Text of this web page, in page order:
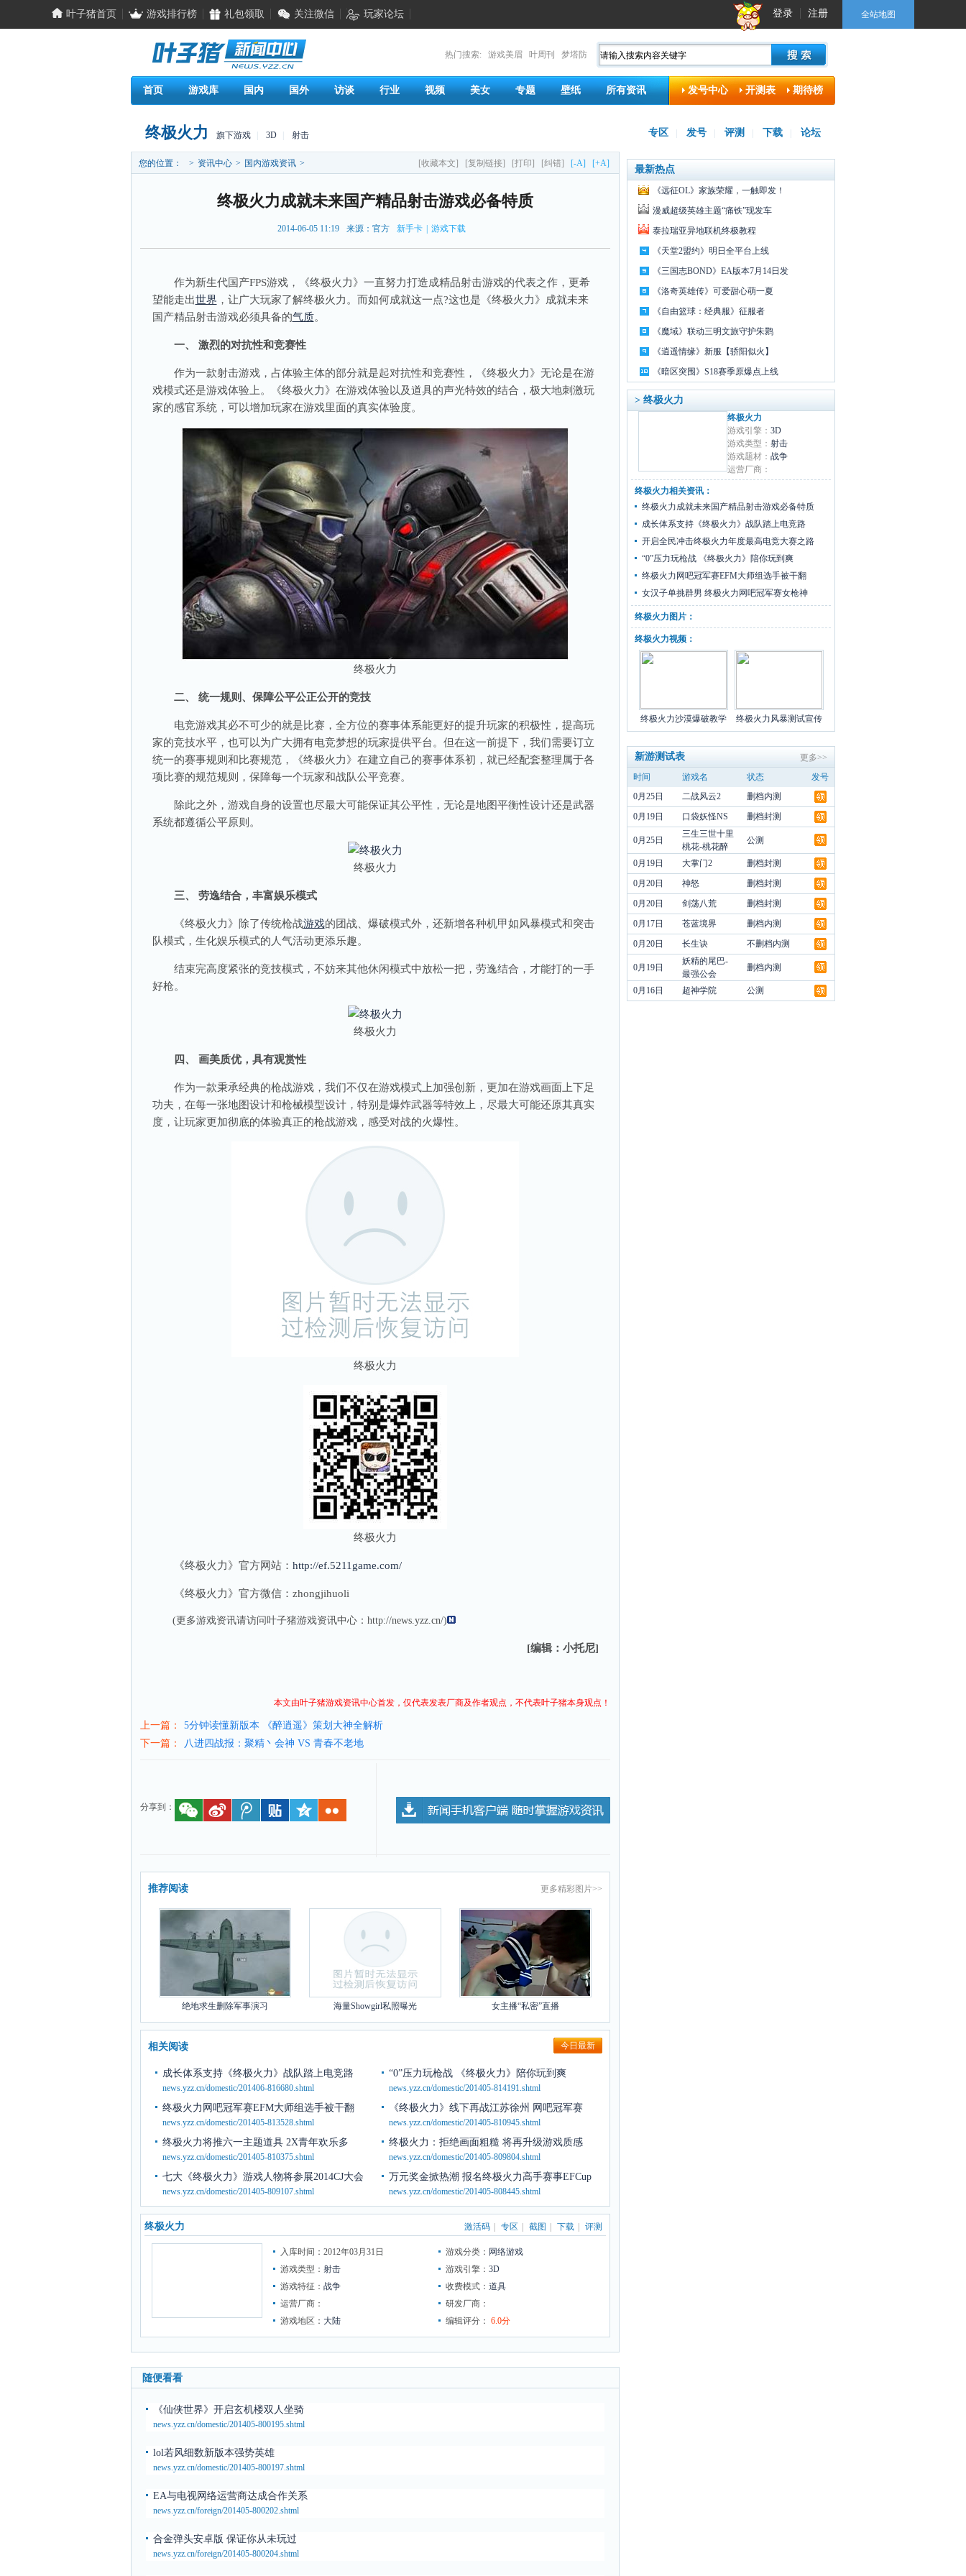
叶子猪首页 游戏排行榜 礼包领取 关注微信 玩家论坛 登录 注册 全站地图
热门搜索: 游戏美眉 叶周刊 梦塔防
首页 游戏库 国内 国外 访谈 行业 视频 美女 专题 壁纸 所有资讯 发号中心 开测表 期待榜
终极火力 旗下游戏 3D 射击 专区 发号 评测 下载 论坛
您的位置： > 资讯中心 > 国内游戏资讯 > [收藏本文] [复制链接] [打印] [纠错] [-A] [+A]
终极火力成就未来国产精品射击游戏必备特质
2014-06-05 11:19 来源：官方 新手卡 游戏下载
作为新生代国产FPS游戏，《终极火力》一直努力打造成精品射击游戏的代表之作，更希
望能走出世界 ，让广大玩家了解终极火力。而如何成就这一点?这也是《终极火力》成就未来
国产精品射击游戏必须具备的气质。
一、 激烈的对抗性和竞赛性
作为一款射击游戏，占体验主体的部分就是起对抗性和竞赛性，《终极火力》无论是在游
戏模式还是游戏体验上。《终极火力》在游戏体验以及道具的声光特效的结合，极大地刺激玩
家的感官系统，可以增加玩家在游戏里面的真实体验度。
终极火力
二、 统一规则、保障公平公正公开的竞技
电竞游戏其必不可少的就是比赛，全方位的赛事体系能更好的提升玩家的积极性，提高玩
家的竞技水平，也可以为广大拥有电竞梦想的玩家提供平台。但在这一前提下，我们需要订立
统一的赛事规则和比赛规范，《终极火力》在建立自己的赛事体系初，就已经配套整理属于各
项比赛的规范规则，保障每一个玩家和战队公平竞赛。
除此之外，游戏自身的设置也尽最大可能保证其公平性，无论是地图平衡性设计还是武器
系统都遵循公平原则。
终极火力
三、 劳逸结合，丰富娱乐模式
《终极火力》除了传统枪战游戏的团战、爆破模式外，还新增各种机甲如风暴模式和突击
队模式，生化娱乐模式的人气活动更添乐趣。
结束完高度紧张的竞技模式，不妨来其他休闲模式中放松一把，劳逸结合，才能打的一手
好枪。
终极火力
四、 画美质优，具有观赏性
作为一款秉承经典的枪战游戏，我们不仅在游戏模式上加强创新，更加在游戏画面上下足
功夫，在每一张地图设计和枪械模型设计，特别是爆炸武器等特效上，尽最大可能还原其真实
度，让玩家更加彻底的体验真正的枪战游戏，感受对战的火爆性。
终极火力
终极火力
《终极火力》官方网站： http://ef.5211game.com/
《终极火力》官方微信：zhongjihuoli
(更多游戏资讯请访问叶子猪游戏资讯中心： http://news.yzz.cn/)
[编辑：小托尼]
本文由叶子猪游戏资讯中心首发，仅代表发表厂商及作者观点，不代表叶子猪本身观点！
上一篇：
5分钟读懂新版本 《醉逍遥》策划大神全解析
下一篇：
八进四战报：聚精丶会神 VS 青春不老地
分享到：
推荐阅读 更多精彩图片>>
绝地求生删除军事演习 海量Showgirl私照曝光 女主播“私密”直播
相关阅读 今日最新
成长体系支持《终极火力》战队踏上电竞路
news.yzz.cn/domestic/201406-816680.shtml
“0”压力玩枪战 《终极火力》陪你玩到爽
news.yzz.cn/domestic/201405-814191.shtml
终极火力网吧冠军赛EFM大师组选手被干翻
news.yzz.cn/domestic/201405-813528.shtml
《终极火力》线下再战江苏徐州 网吧冠军赛
news.yzz.cn/domestic/201405-810945.shtml
终极火力将推六一主题道具 2X青年欢乐多
news.yzz.cn/domestic/201405-810375.shtml
终极火力：拒绝画面粗糙 将再升级游戏质感
news.yzz.cn/domestic/201405-809804.shtml
七大《终极火力》游戏人物将参展2014CJ大会
news.yzz.cn/domestic/201405-809107.shtml
万元奖金掀热潮 报名终极火力高手赛事EFCup
news.yzz.cn/domestic/201405-808445.shtml
终极火力 激活码 专区 截图 下载 评测
入库时间：2012年03月31日 游戏分类： 网络游戏
游戏类型： 射击 游戏引擎： 3D
游戏特征： 战争 收费模式： 道具
运营厂商：
研发厂商：
游戏地区： 大陆 编辑评分： 6.0分
随便看看
《仙侠世界》开启玄机楼双人坐骑
news.yzz.cn/domestic/201405-800195.shtml
lol若风细数新版本强势英雄
news.yzz.cn/domestic/201405-800197.shtml
EA与电视网络运营商达成合作关系
news.yzz.cn/foreign/201405-800202.shtml
合金弹头安卓版 保证你从未玩过
news.yzz.cn/foreign/201405-800204.shtml
最新热点
《远征OL》家族荣耀，一触即发！
漫威超级英雄主题“痛铁”现发车
泰拉瑞亚异地联机终极教程
《天堂2盟约》明日全平台上线
《三国志BOND》EA版本7月14日发
《洛奇英雄传》可爱甜心萌一夏
《自由篮球：经典服》征服者
《魔域》联动三明文旅守护朱鹮
《逍遥情缘》新服【骄阳似火】
《暗区突围》S18赛季原爆点上线
> 终极火力
终极火力
游戏引擎： 3D
游戏类型： 射击
游戏题材： 战争
运营厂商：
终极火力相关资讯：
终极火力成就未来国产精品射击游戏必备特质
成长体系支持《终极火力》战队踏上电竞路
开启全民冲击终极火力年度最高电竞大赛之路
“0”压力玩枪战 《终极火力》陪你玩到爽
终极火力网吧冠军赛EFM大师组选手被干翻
女汉子单挑群男 终极火力网吧冠军赛女枪神
终极火力图片：
终极火力视频：
终极火力沙漠爆破教学 终极火力风暴测试宣传
新游测试表
更多>>
时间
游戏名 状态
发号
0月25日
二战风云2 删档内测
0月19日 口袋妖怪NS 删档封测
0月25日
三生三世十里
桃花-桃花醉
公测
0月19日 大掌门2 删档封测
0月20日 神怒 删档封测
0月20日 剑荡八荒 删档封测
0月17日 苍蓝境界 删档内测
0月20日 长生诀 不删档内测
0月19日
妖精的尾巴-
最强公会
删档内测
0月16日 超神学院 公测